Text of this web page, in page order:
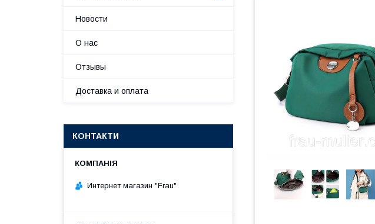
Новости
О нас
Отзывы
Доставка и оплата
КОНТАКТИ
Интернет магазин "Frau"